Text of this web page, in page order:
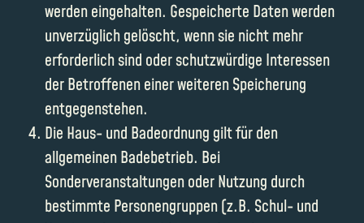
werden eingehalten. Gespeicherte Daten werden
unverzüglich gelöscht, wenn sie nicht mehr
erforderlich sind oder schutzwürdige Interessen
der Betroffenen einer weiteren Speicherung
entgegenstehen.
Die Haus- und Badeordnung gilt für den
allgemeinen Badebetrieb. Bei
Sonderveranstaltungen oder Nutzung durch
bestimmte Personengruppen (z.B. Schul- und